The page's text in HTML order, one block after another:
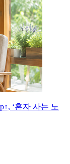
‘혼자 사는 노